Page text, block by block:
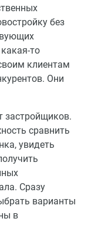
без
то
клиентам
Они
застройщиков.
сравнить
увидеть
Сразу
варианты
в